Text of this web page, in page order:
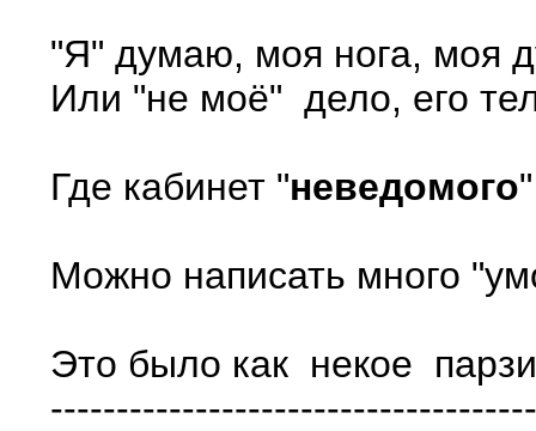
"Я" думаю, моя нога, моя
Или "не моё" дело, его
Где кабинет "неведомого
Можно написать много
Это было как некое